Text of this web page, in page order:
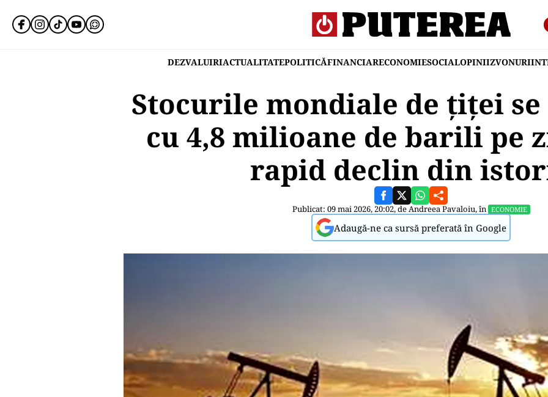
DEZVALUIRIACTUALITATEPOLITICĂFINANCIARECONOMIESOCIALOPINIIZVONURI
Stocurile mondiale de țiței se
cu 4,8 milioane de barili pe
rapid declin din
Publicat: 09 mai 2026, 20:02, deAndreea Pavaloiu, în ECONOMIE
Adaugă-ne ca sursă preferată în Google